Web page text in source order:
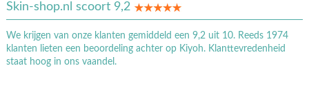
Skin-shop.nl scoort 9,2
We krijgen van onze klanten gemiddeld een 9,2 uit 10. Reeds 1974
klanten lieten een beoordeling achter op Kiyoh. Klanttevredenheid
staat hoog in ons vaandel.